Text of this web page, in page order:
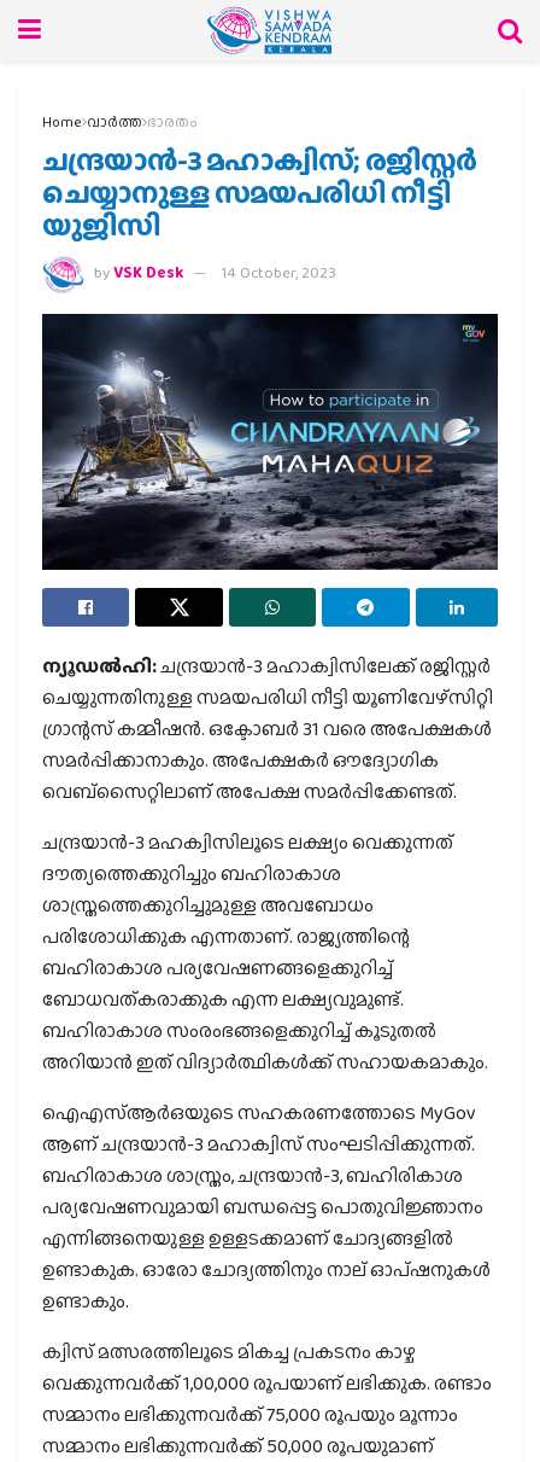
Home വാര്‍ത്ത ഭാരതം
ചന്ദ്രയാൻ-3 മഹാക്വിസ്; രജിസ്റ്റർ
ചെയ്യാനുള്ള സമയപരിധി നീട്ടി
യുജിസി
byVSK Desk 14 October, 2023
ന്യൂഡൽഹി:ചന്ദ്രയാൻ-3 മഹാക്വിസിലേക്ക് രജിസ്റ്റർ
ചെയ്യുന്നതിനുള്ള സമയപരിധി നീട്ടി യൂണിവേഴ്‌സിറ്റി
ഗ്രാന്റസ് കമ്മീഷൻ. ഒക്ടോബർ 31 വരെ അപേക്ഷകൾ
സമർപ്പിക്കാനാകും. അപേക്ഷകർ ഔദ്യോഗിക
വെബ്‌സൈറ്റിലാണ് അപേക്ഷ സമർപ്പിക്കേണ്ടത്.
ചന്ദ്രയാൻ-3 മഹക്വിസിലൂടെ ലക്ഷ്യം വെക്കുന്നത്
ദൗത്യത്തെക്കുറിച്ചും ബഹിരാകാശ
ശാസ്ത്രത്തെക്കുറിച്ചുമുള്ള അവബോധം
പരിശോധിക്കുക എന്നതാണ്. രാജ്യത്തിന്റെ
ബഹിരാകാശ പര്യവേഷണങ്ങളെക്കുറിച്ച്
ബോധവത്കരാക്കുക എന്ന ലക്ഷ്യവുമുണ്ട്.
ബഹിരാകാശ സംരംഭങ്ങളെക്കുറിച്ച് കൂടുതൽ
അറിയാൻ ഇത് വിദ്യാർത്ഥികൾക്ക് സഹായകമാകും.
ഐഎസ്ആർഒയുടെ സഹകരണത്തോടെ MyGov
ആണ് ചന്ദ്രയാൻ-3 മഹാക്വിസ് സംഘടിപ്പിക്കുന്നത്.
ബഹിരാകാശ ശാസ്ത്രം, ചന്ദ്രയാൻ-3, ബഹിരികാശ
പര്യവേഷണവുമായി ബന്ധപ്പെട്ട പൊതുവിജ്ഞാനം
എന്നിങ്ങനെയുള്ള ഉള്ളടക്കമാണ് ചോദ്യങ്ങളിൽ
ഉണ്ടാകുക. ഓരോ ചോദ്യത്തിനും നാല് ഓപ്ഷനുകൾ
ഉണ്ടാകും.
ക്വിസ് മത്സരത്തിലൂടെ മികച്ച പ്രകടനം കാഴ്ച
വെക്കുന്നവർക്ക് 1,00,000 രൂപയാണ് ലഭിക്കുക. രണ്ടാം
സമ്മാനം ലഭിക്കുന്നവർക്ക് 75,000 രൂപയും മൂന്നാം
സമ്മാനം ലഭിക്കുന്നവർക്ക് 50,000 രൂപയുമാണ്